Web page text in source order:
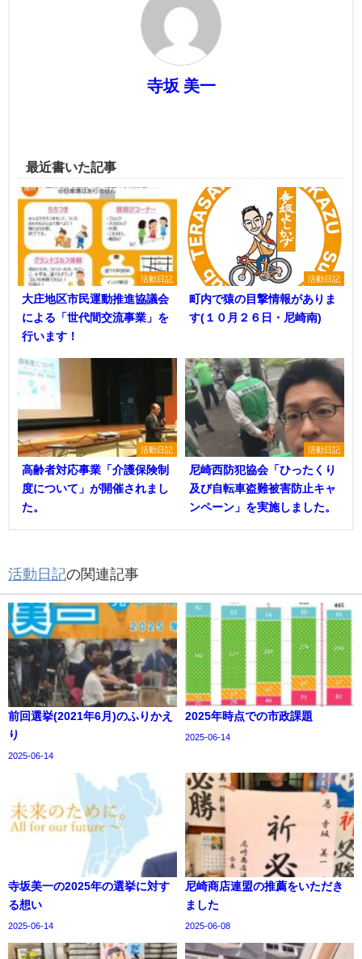
寺坂 美一
最近書いた記事
活動日記
大庄地区市民運動推進協議会
による「世代間交流事業」を
行います！
活動日記
町内で猿の目撃情報がありま
す(１０月２６日・尼崎南)
活動日記
高齢者対応事業「介護保険制
度について」が開催されまし
た。
活動日記
尼崎西防犯協会「ひったくり
及び自転車盗難被害防止キャ
ンペーン」を実施しました。
活動日記の関連記事
前回選挙(2021年6月)のふりかえ
り
2025-06-14
2025年時点での市政課題
2025-06-14
寺坂美一の2025年の選挙に対す
る想い
2025-06-14
尼崎商店連盟の推薦をいただき
ました
2025-06-08